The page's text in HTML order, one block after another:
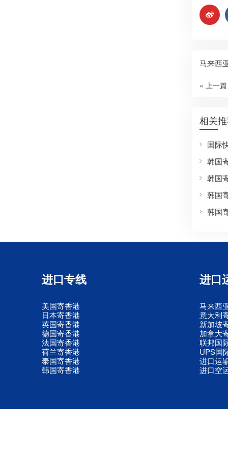
马来西
« 上一篇
相关
国际
韩国
韩国
韩国
韩国
进口专线
美国寄香港
日本寄香港
英国寄香港
德国寄香港
法国寄香港
荷兰寄香港
泰国寄香港
韩国寄香港
进口
马来西
意大利
新加坡
加拿大
联邦国
UPS国
进口运
进口空